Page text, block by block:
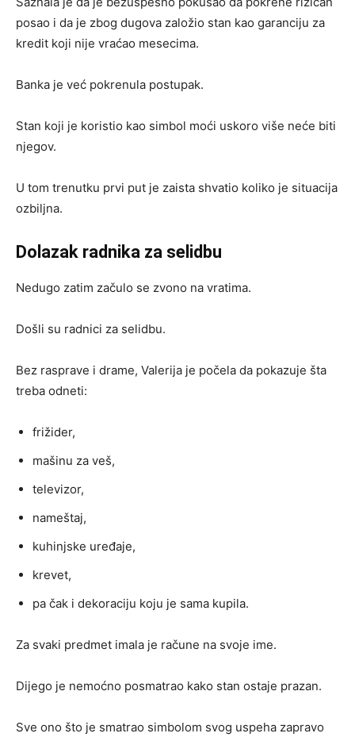
posao i da je zbog dugova založio stan kao garanciju za
kredit koji nije vraćao mesecima.
Banka je već pokrenula postupak.
Stan koji je koristio kao simbol moći uskoro više neće biti
njegov.
U tom trenutku prvi put je zaista shvatio koliko je situacija
ozbiljna.
Dolazak radnika za selidbu
Nedugo zatim začulo se zvono na vratima.
Došli su radnici za selidbu.
Bez rasprave i drame, Valerija je počela da pokazuje šta
treba odneti:
frižider,
mašinu za veš,
televizor,
nameštaj,
kuhinjske uređaje,
krevet,
pa čak i dekoraciju koju je sama kupila.
Za svaki predmet imala je račune na svoje ime.
Dijego je nemoćno posmatrao kako stan ostaje prazan.
Sve ono što je smatrao simbolom svog uspeha zapravo